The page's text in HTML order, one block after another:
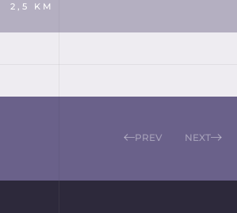
2,5 KM
PREV NEXT